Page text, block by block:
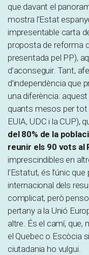
que davant el
mostra l’Estat
impresentable carta
proposta de reforma
presentada pel PP),
d’aconseguir. Tant,
d’independència que
una diferència:
quants mesos per tot
EUIA, UDC i la CUP),
del 80% de la
reunir els 90 vots al
imprescindibles en
l’Estatut, és l’únic
internacional dels
complicat, però
pertany a la Unió
altre. És el camí, que,
el Quebec o Escòcia
ciutadania ho vulgui.